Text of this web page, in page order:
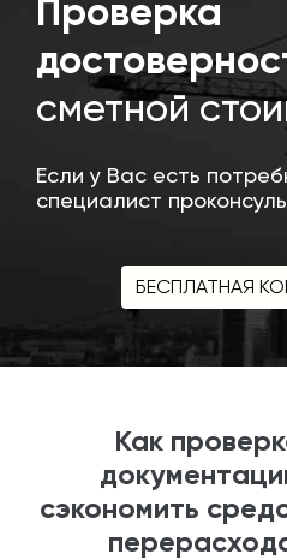
Проверка
сметной
Если у Вас есть
специалист
БЕСПЛАТНАЯ
Как
сэкономить